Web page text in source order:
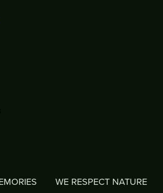
WE RESPECT NATURE WE